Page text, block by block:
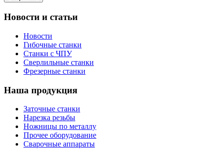
Новости и статьи
Новости
Гибочные станки
Станки с ЧПУ
Сверлильные станки
Фрезерные станки
Наша продукция
Заточные станки
Нарезка резьбы
Ножницы по металлу
Прочее оборудование
Сварочные аппараты